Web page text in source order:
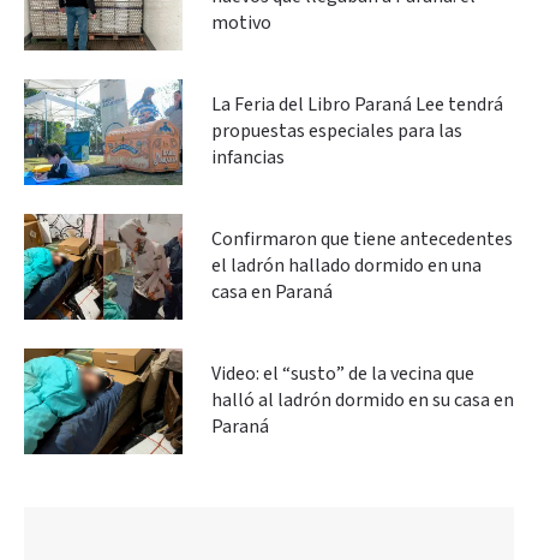
motivo
La Feria del Libro Paraná Lee tendrá
propuestas especiales para las
infancias
Confirmaron que tiene antecedentes
el ladrón hallado dormido en una
casa en Paraná
Video: el “susto” de la vecina que
halló al ladrón dormido en su casa en
Paraná